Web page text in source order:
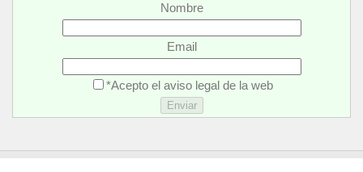
Nombre
Email
*Acepto el aviso legal de la web